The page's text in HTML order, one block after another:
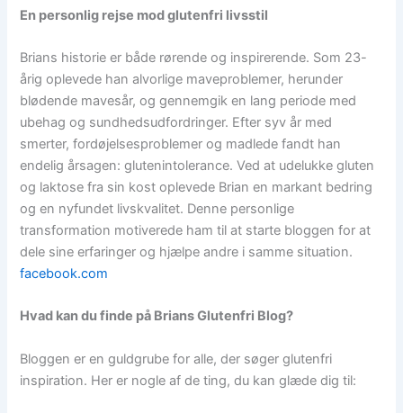
En personlig rejse mod glutenfri livsstil
Brians historie er både rørende og inspirerende. Som 23-
årig oplevede han alvorlige maveproblemer, herunder
blødende mavesår, og gennemgik en lang periode med
ubehag og sundhedsudfordringer. Efter syv år med
smerter, fordøjelsesproblemer og madlede fandt han
endelig årsagen: glutenintolerance. Ved at udelukke gluten
og laktose fra sin kost oplevede Brian en markant bedring
og en nyfundet livskvalitet. Denne personlige
transformation motiverede ham til at starte bloggen for at
dele sine erfaringer og hjælpe andre i samme situation.​
facebook.com
Hvad kan du finde på Brians Glutenfri Blog?
Bloggen er en guldgrube for alle, der søger glutenfri
inspiration. Her er nogle af de ting, du kan glæde dig til:​